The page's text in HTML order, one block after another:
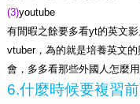
(3)youtube
有閒暇之餘要多看yt的英文
vtuber，為的就是培養英文
會，多多看那些外國人怎麼
6.什麼時候要複習